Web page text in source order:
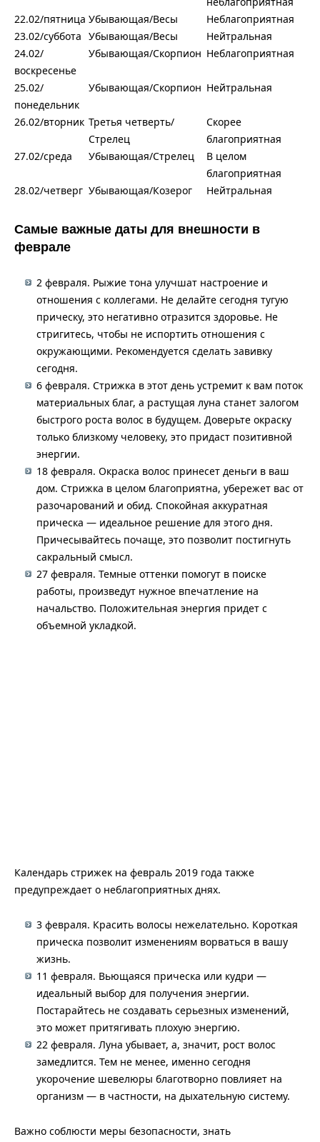
22.02/пятница Убывающая/Весы
Неблагоприятная
23.02/суббота Убывающая/Весы
Нейтральная
24.02/
воскресенье
Убывающая/Скорпион Неблагоприятная
25.02/
понедельник
Убывающая/Скорпион Нейтральная
26.02/вторник Третья четверть/
Стрелец
Скорее
благоприятная
27.02/среда
Убывающая/Стрелец
В целом
благоприятная
28.02/четверг Убывающая/Козерог Нейтральная
Самые важные даты для внешности в
феврале
2 февраля. Рыжие тона улучшат настроение и
отношения с коллегами. Не делайте сегодня тугую
прическу, это негативно отразится здоровье. Не
стригитесь, чтобы не испортить отношения с
окружающими. Рекомендуется сделать завивку
сегодня.
6 февраля. Стрижка в этот день устремит к вам поток
материальных благ, а растущая луна станет залогом
быстрого роста волос в будущем. Доверьте окраску
только близкому человеку, это придаст позитивной
энергии.
18 февраля. Окраска волос принесет деньги в ваш
дом. Стрижка в целом благоприятна, убережет вас от
разочарований и обид. Спокойная аккуратная
прическа — идеальное решение для этого дня.
Причесывайтесь почаще, это позволит постигнуть
сакральный смысл.
27 февраля. Темные оттенки помогут в поиске
работы, произведут нужное впечатление на
начальство. Положительная энергия придет с
объемной укладкой.
Календарь стрижек на февраль 2019 года также
предупреждает о неблагоприятных днях.
3 февраля. Красить волосы нежелательно. Короткая
прическа позволит изменениям ворваться в вашу
жизнь.
11 февраля. Вьющаяся прическа или кудри —
идеальный выбор для получения энергии.
Постарайтесь не создавать серьезных изменений,
это может притягивать плохую энергию.
22 февраля. Луна убывает, а, значит, рост волос
замедлится. Тем не менее, именно сегодня
укорочение шевелюры благотворно повлияет на
организм — в частности, на дыхательную систему.
Важно соблюсти меры безопасности, знать